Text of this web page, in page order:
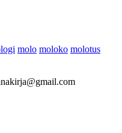
molo moloko molotus